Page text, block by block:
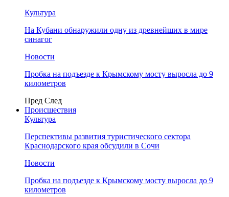
Культура
На Кубани обнаружили одну из древнейших в мире
синагог
Новости
Пробка на подъезде к Крымскому мосту выросла до 9
километров
Пред След
Происшествия
Культура
Перспективы развития туристического сектора
Краснодарского края обсудили в Сочи
Новости
Пробка на подъезде к Крымскому мосту выросла до 9
километров